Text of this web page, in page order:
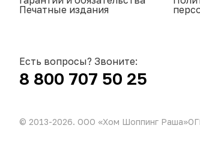
Печатные издания
Есть вопросы? Звоните:
8 800 707 50 25
© 2013-2026. ООО «Хом Шоппинг Раша»